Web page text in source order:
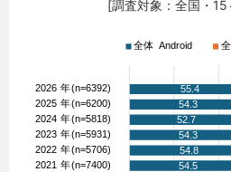
[調査対象：全国・